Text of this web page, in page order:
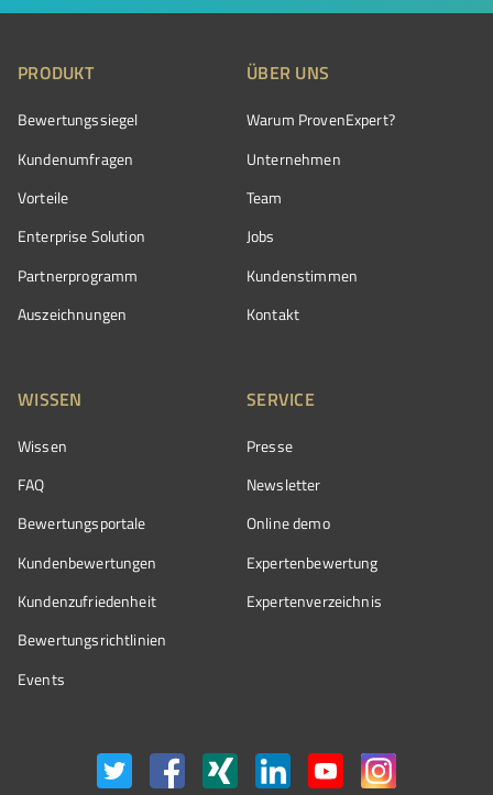
PRODUKT
Bewertungssiegel
Kundenumfragen
Vorteile
Enterprise Solution
Partnerprogramm
Auszeichnungen
ÜBER UNS
Warum ProvenExpert?
Unternehmen
Team
Jobs
Kundenstimmen
Kontakt
WISSEN
Wissen
FAQ
Bewertungsportale
Kundenbewertungen
Kundenzufriedenheit
Bewertungs­richtlinien
Events
SERVICE
Presse
Newsletter
Online demo
Expertenbewertung
Expertenverzeichnis